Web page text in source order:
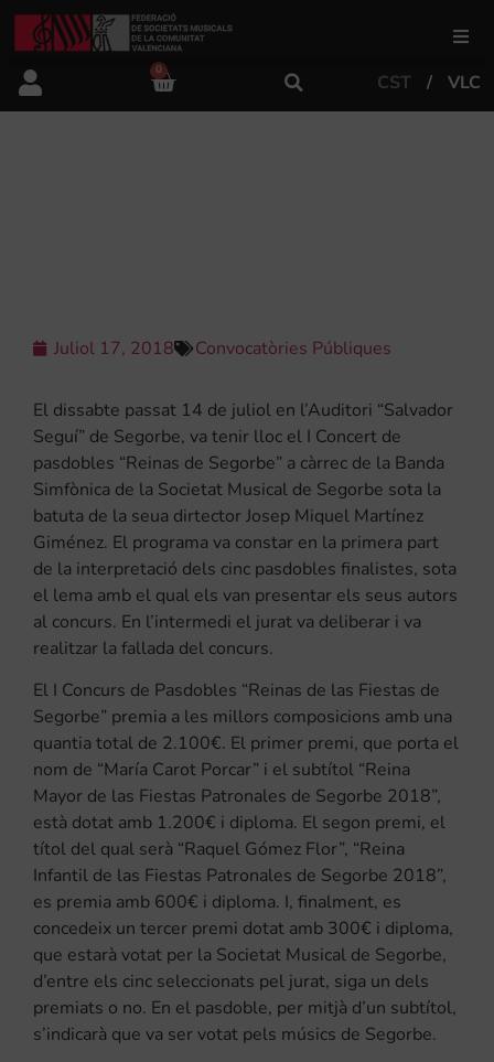
FSMCV
Tenda
0
CST VLC
Juliol 17, 2018 Convocatòries Públiques
El dissabte passat 14 de juliol en l’Auditori “Salvador
Seguí” de Segorbe, va tenir lloc el I Concert de
pasdobles “Reinas de Segorbe” a càrrec de la Banda
Simfònica de la Societat Musical de Segorbe sota la
batuta de la seua dirtector Josep Miquel Martínez
Giménez. El programa va constar en la primera part
de la interpretació dels cinc pasdobles finalistes, sota
el lema amb el qual els van presentar els seus autors
al concurs. En l’intermedi el jurat va deliberar i va
realitzar la fallada del concurs.
El I Concurs de Pasdobles “Reinas de las Fiestas de
Segorbe” premia a les millors composicions amb una
quantia total de 2.100€. El primer premi, que porta el
nom de “María Carot Porcar” i el subtítol “Reina
Mayor de las Fiestas Patronales de Segorbe 2018”,
està dotat amb 1.200€ i diploma. El segon premi, el
títol del qual serà “Raquel Gómez Flor”, “Reina
Infantil de las Fiestas Patronales de Segorbe 2018”,
es premia amb 600€ i diploma. I, finalment, es
concedeix un tercer premi dotat amb 300€ i diploma,
que estarà votat per la Societat Musical de Segorbe,
d’entre els cinc seleccionats pel jurat, siga un dels
premiats o no. En el pasdoble, per mitjà d’un subtítol,
s’indicarà que va ser votat pels músics de Segorbe.